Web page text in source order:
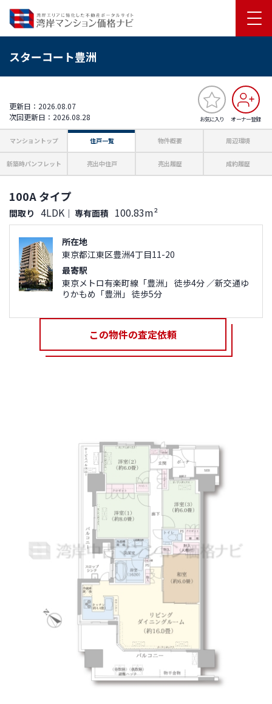
スターコート豊洲
お気に入り オーナー登録
更新日：2026.08.07
次回更新日：2026.08.28
マンショントップ 住戸一覧 物件概要 周辺環境
新築時パンフレット 売出中住戸 売出履歴 成約履歴
100A タイプ
間取り 4LDK ｜ 専有面積 100.83m²
所在地
東京都江東区豊洲4丁目11-20
最寄駅
東京メトロ有楽町線「豊洲」 徒歩4分 ／新交通ゆ
りかもめ「豊洲」 徒歩5分
この物件の査定依頼